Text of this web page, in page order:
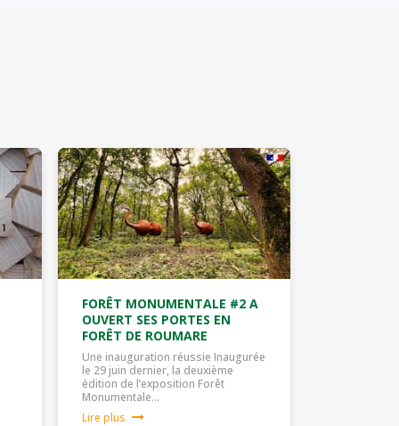
FORÊT MONUMENTALE #2 A
OUVERT SES PORTES EN
FORÊT DE ROUMARE
Une inauguration réussie Inaugurée
le 29 juin dernier, la deuxième
édition de l’exposition Forêt
Monumentale…
Lire plus